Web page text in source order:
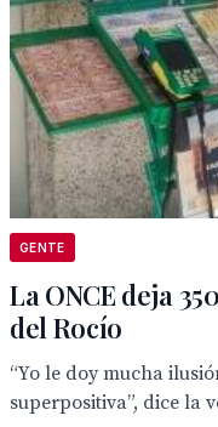
GENTE
La ONCE deja
del Rocío
“Yo le doy mucha
superpositiva”, dice la